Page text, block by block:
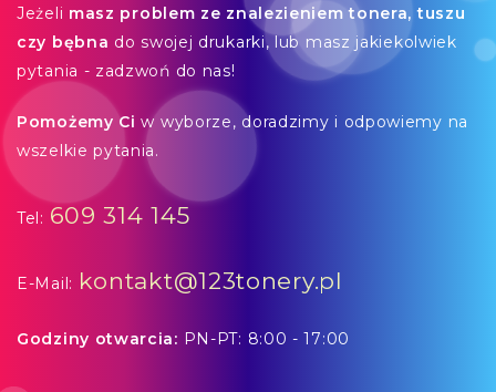
Jeżeli masz problem ze znalezieniem tonera, tuszu
czy bębna do swojej drukarki, lub masz jakiekolwiek
pytania - zadzwoń do nas!
Pomożemy Ci w wyborze, doradzimy i odpowiemy na
wszelkie pytania.
Tel: 609 314 145
E-Mail: kontakt@123tonery.pl
Godziny otwarcia: PN-PT: 8:00 - 17:00